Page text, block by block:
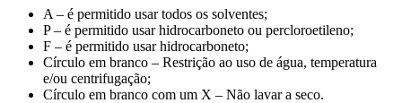
A – é permitido usar todos os solventes;
P – é permitido usar hidrocarboneto ou percloroetileno;
F – é permitido usar hidrocarboneto;
Círculo em branco – Restrição ao uso de água, temperatura
e/ou centrifugação;
Círculo em branco com um X – Não lavar a seco.